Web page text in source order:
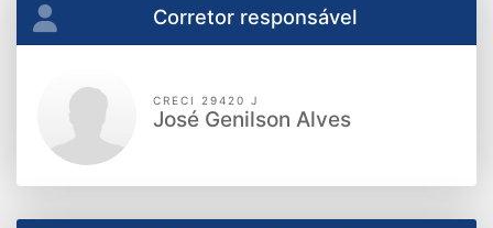
Corretor responsável
CRECI 29420 J
José Genilson Alves